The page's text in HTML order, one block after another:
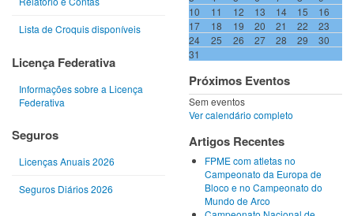
Lista de Croquis disponíveis
Licença Federativa
Informações sobre a Licença
Federativa
Seguros
Licenças Anuais 2026
Seguros Diários 2026
10
11 12 13 14 15
16
17
18 19 20 21 22
23
24
25 26 27 28 29
30
31
Próximos Eventos
Sem eventos
Ver calendário completo
Artigos Recentes
FPME com atletas no
Campeonato da Europa de
Bloco e no Campeonato do
Mundo de Arco